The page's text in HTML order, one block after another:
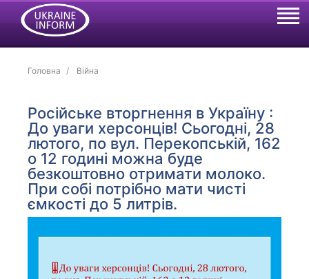
Головна Війна
Російське вторгнення в Україну :
До уваги херсонців! Сьогодні, 28
лютого, по вул. Перекопській, 162
о 12 годині можна буде
безкоштовно отримати молоко.
При собі потрібно мати чисті
ємкості до 5 литрів.